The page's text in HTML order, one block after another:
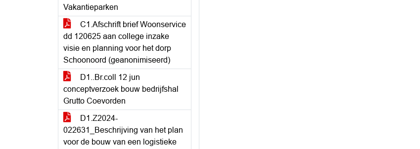
Vakantieparken
C1.Afschrift brief Woonservice
dd 120625 aan college inzake
visie en planning voor het dorp
Schoonoord (geanonimiseerd)
D1..Br.coll 12 jun
conceptverzoek bouw bedrijfshal
Grutto Coevorden
D1.Z2024-
022631_Beschrijving van het plan
voor de bouw van een logistieke